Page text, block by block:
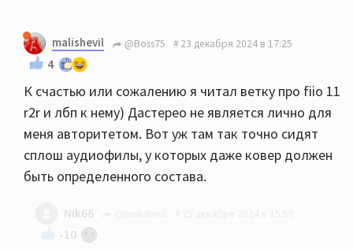
malishevil @Boss75 23 декабря 2024 в 17:25
4
К счастью или сожалению я читал ветку про fiio 11
r2r и лбп к нему) Дастерео не является лично для
меня авторитетом. Вот уж там так точно сидят
сплош аудиофилы, у которых даже ковер должен
быть определенного состава.
Nik66
-10